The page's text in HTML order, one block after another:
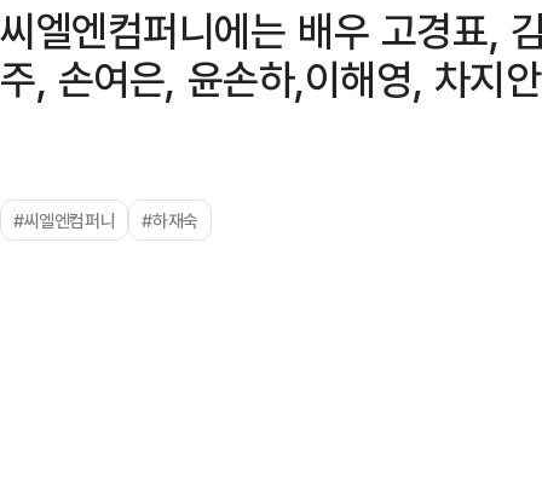
씨엘엔컴퍼니에는 배우 고경표,
주, 손여은, 윤손하,이해영, 차지
#씨엘엔컴퍼니 #하재숙